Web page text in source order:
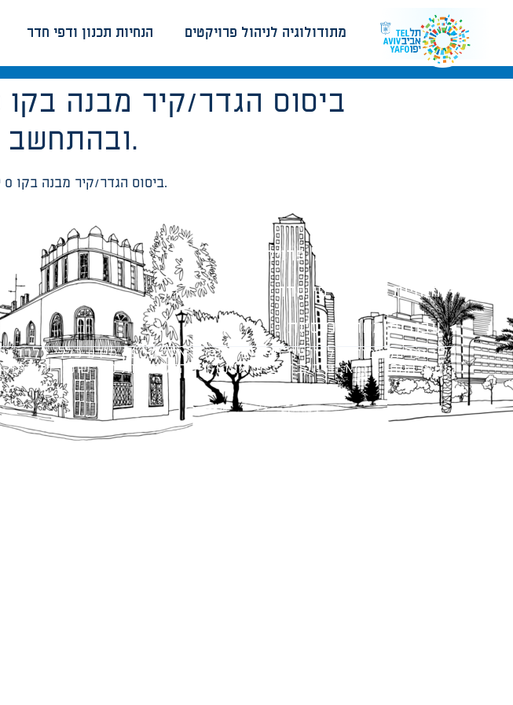
הנחיות תכנון ודפי חדר מתודולוגיה לניהול פרויקטים
ובהתחשב בתשתיות הרחוב ושמירה על יציבותן.
ביסוס הגדר/קיר מבנה בקו 0 יהיה בתכנון ובפיקוח קונסטרוקטור ובהתחשב בתשתיות הרחוב ושמירה על יציבותן.
עבודות מטה הנדסיות
הנחיות תכנון ודפי חדר
מתודולוגיה לניהול פרויקטים
כל הזכויות שמורות לעיריית תל-אביב-יפו. האתר מספק מידע כללי בלבד
הנוסח המחייב הוא זה הקבוע בהוראות הדין הרלוונטיות כפי שתהיינה